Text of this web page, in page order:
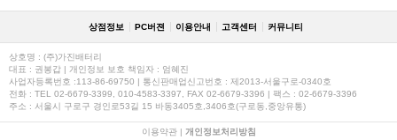
상점정보 PC버젼 이용안내 고객센터 커뮤니티
상호명 : (주)가진배터리
대표 : 권봉갑 | 개인정보 보호 책임자 : 엄혜진
사업자등록번호 :113-86-69750 | 통신판매업신고번호 : 제2013-서울구로-0340호
전화 : TEL 02-6679-3399, 010-4583-3397, FAX 02-6679-3396 | 팩스 : 02-6679-3396
주소 : 서울시 구로구 경인로53길 15 바동3405호,3406호(구로동,중앙유통)
이용약관| 개인정보처리방침